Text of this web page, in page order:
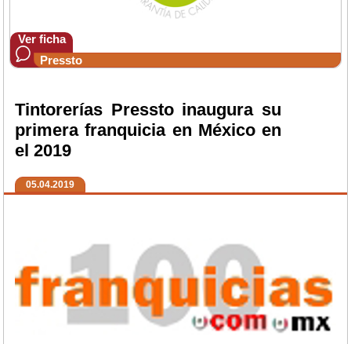
Ver ficha
Pressto
Tintorerías Pressto inaugura su
primera franquicia en México en
el 2019
05.04.2019